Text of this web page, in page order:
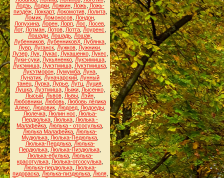
Лодзь, Лодки, Ложкин, Ложь, Ложь-
пиздёж, Локкарт, Локомотив, Лолита,
Ломик, Ломоносов, Лондон,
Лопухина Лорен Лорп Лос Лосев
Лот, Лотман Лотов Лотта Лоуренс
Лошади Лошадь Лошак
Лубенников ЛубенниковХ Лубянка
Лувр Луганск Лужков Лужники
Лузер, Лук, Лукас Лукашенко, Лукес
Луки-суки Лукьяненко Лукэимиша
Лукэмиша, Лукэтмиша, Лукэтмишка,
Лукэтморон Лумумба Луна
Лунатик Луначарский Лунный
танец Лурка Лурье Лутц Луция
Лушка, Луэтмиша, Лыжи, Лысенко,
Лысый, Львов, Львы, Лэйн,
Любовники Любовь Любовь лёлика
Алекс
Людовик, Людоед, Людоеды,
Люлечка, Люлин нос
Люльа-
Пердюлька Люлька Люлька -
Малафейка Люлька - отсосулька
Люлька Малафейка Люлька-
Мудюлька Люлька-Педюлька
Люлька-Пердлька, Люлька-
Пердюлька Люлька-Пиздюлька
Люлька-ебулька, Люлька-
красотулька Люлька-отсосулька
Люлька-пердюлька, Люлька-
пидораска, Люлька-пиздюлька, Люля,